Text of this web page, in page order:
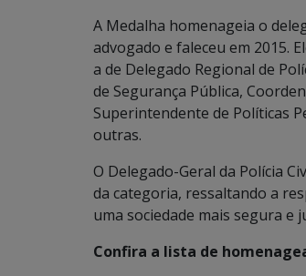
A Medalha homenageia o
advogado e faleceu em 2015.
a de Delegado Regional de
de Segurança Pública,
Superintendente de Políticas
outras.
O Delegado-Geral da Polícia
da categoria, ressaltando a
uma sociedade mais segura e
Confira a lista de